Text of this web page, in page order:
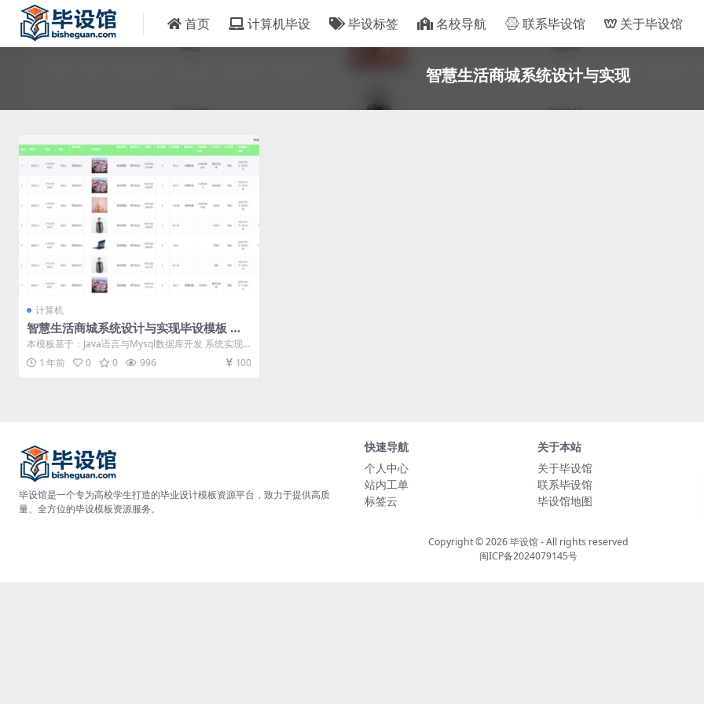
首页 计算机毕设 毕设标签 名校导航 联系毕设馆 关于毕设馆
智慧生活商城系统设计与实现
计算机
智慧生活商城系统设计与实现毕设模板 毕
业设计模板及毕业论文
本模板基于：Java语言与Mysql数据库开发 系统实现
下面主要是通过功能实现...
1 年前 0 0 996 100
毕设馆是一个专为高校学生打造的毕业设计模板资源平台，致力于提供高质
量、全方位的毕设模板资源服务。
快速导航
个人中心
站内工单
标签云
关于本站
关于毕设馆
联系毕设馆
毕设馆地图
Copyright © 2026毕设馆- All rights reserved
闽ICP备2024079145号